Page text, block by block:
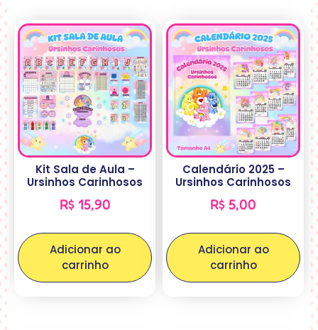
Kit Sala de Aula –
Ursinhos Carinhosos
R$15,90
Adicionar ao
carrinho
Calendário 2025 –
Ursinhos Carinhosos
R$ 5,00
Adicionar ao
carrinho